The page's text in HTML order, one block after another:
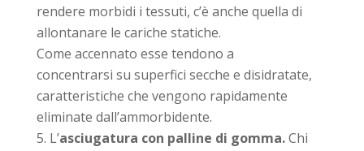
rendere morbidi i tessuti, c’è anche quella di
allontanare le cariche statiche.
Come accennato esse tendono a
concentrarsi su superfici secche e disidratate,
caratteristiche che vengono rapidamente
eliminate dall’ammorbidente.
L’asciugatura con palline di gomma.Chi